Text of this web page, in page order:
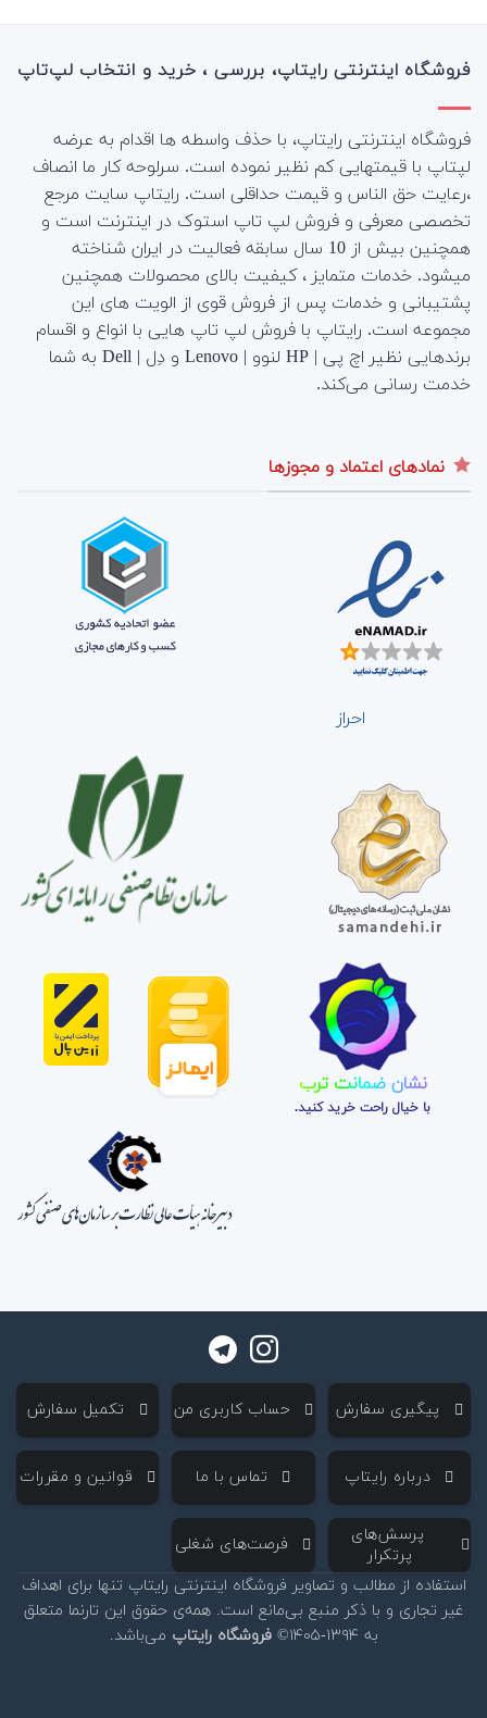
فروشگاه اینترنتی رایتاپ، بررسی ، خرید و انتخاب لپ‌تاپ
فروشگاه اینترنتی رایتاپ، با حذف واسطه ها اقدام به عرضه
لپتاپ با قیمتهایی کم نظیر نموده است. سرلوحه کار ما انصاف
،رعایت حق الناس و قیمت حداقلی است. رایتاپ سایت مرجع
تخصصی معرفی و فروش لپ تاپ استوک در اینترنت است و
همچنین بیش از 10 سال سابقه فعالیت در ایران شناخته
میشود. خدمات متمایز ، کیفیت بالای محصولات همچنین
پشتیبانی و خدمات پس از فروش قوی از الویت های این
مجموعه است. رایتاپ با فروش لپ تاپ هایی با انواع و اقسام
برندهایی نظیر اچ پی | HP لنوو | Lenovo و دِل | Dell به شما
خدمت رسانی می‌کند.
نمادهای اعتماد و مجوزها
احراز
نشان ضمانت ترب
با خیال راحت خرید کنید.
‌ پیگیری سفارش ‌ حساب کاربری من ‌ تکمیل سفارش
‌ درباره رایتاپ ‌ تماس با ما ‌ قوانین و مقررات
‌ پرسش‌های
پرتکرار
‌ فرصت‌های شغلی
استفاده از مطالب و تصاویر فروشگاه اینترنتی رایتاپ تنها برای اهداف
غیر تجاری و با ذکر منبع بی‌مانع است. همه‌ی حقوق این تارنما متعلق
به ۱۳۹۴-۱۴۰۵©
فروشگاه رایتاپ می‌باشد.